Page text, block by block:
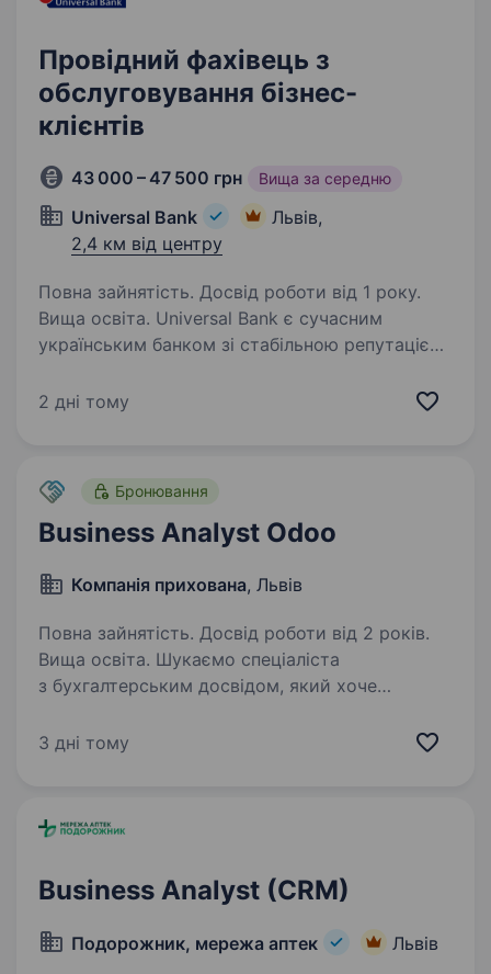
Провідний фахівець з
обслуговування бізнес-
клієнтів
43 000 – 47 500 грн Вища за середню
Universal Bank
Львів,
2,4 км від центру
Повна зайнятість. Досвід роботи від 1 року.
Вища освіта. Universal Bank є сучасним
українським банком зі стабільною репутацією
успішному інноваційному проєкту monobank,
2 дні тому
Бронювання
Business Analyst Odoo
Компанія прихована, Львів
Повна зайнятість. Досвід роботи від 2 років.
Вища освіта. Шукаємо спеціаліста
з бухгалтерським досвідом, який хоче
та брати участь в автоматизації фінансових
3 дні тому
Business Analyst (CRM)
Подорожник, мережа аптек Львів